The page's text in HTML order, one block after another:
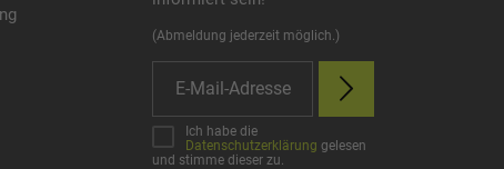
(Abmeldung jederzeit möglich.)
Ich habe die
Datenschutzerklärung gelesen
und stimme dieser zu.